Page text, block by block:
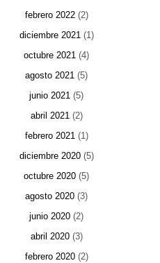
febrero 2022(2)
diciembre 2021(1)
octubre 2021 (4)
agosto 2021 (5)
junio 2021 (5)
abril 2021(2)
febrero 2021(1)
diciembre 2020(5)
octubre 2020 (5)
agosto 2020 (3)
junio 2020 (2)
abril 2020(3)
febrero 2020(2)